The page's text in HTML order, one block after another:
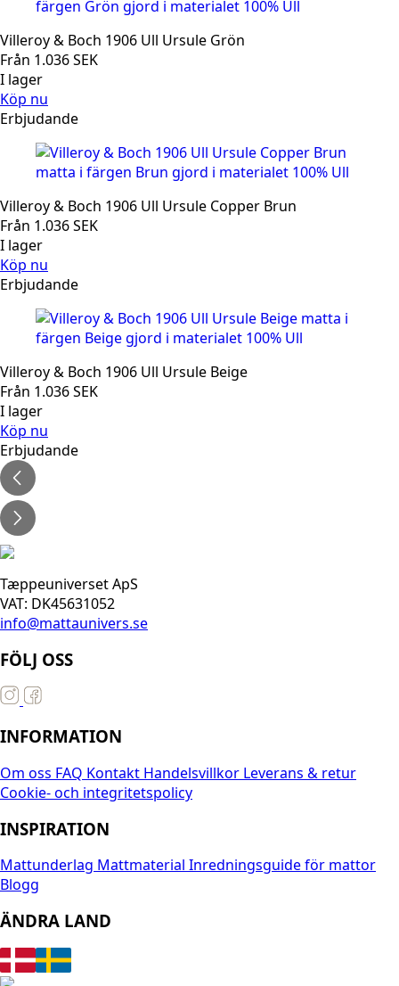
Villeroy & Boch 1906 Ull Ursule Grön
Från 1.036SEK
I lager
Köp nu
Erbjudande
Villeroy & Boch 1906 Ull Ursule Copper Brun
Från 1.036SEK
I lager
Köp nu
Erbjudande
Villeroy & Boch 1906 Ull Ursule Beige
Från 1.036SEK
I lager
Köp nu
Erbjudande
Tæppeuniverset ApS
VAT: DK45631052
info@mattaunivers.se
FÖLJ OSS
INFORMATION
Om oss FAQ Kontakt Handelsvillkor Leverans & retur
Cookie- och integritetspolicy
INSPIRATION
Mattunderlag Mattmaterial Inredningsguide för mattor
Blogg
ÄNDRA LAND